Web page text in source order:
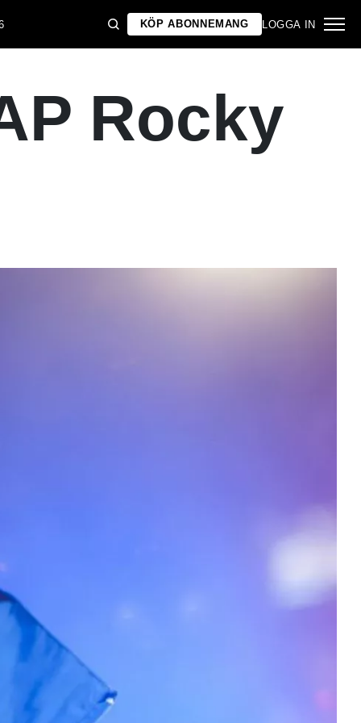
KÖP ABONNEMANG LOGGA IN
Rocky